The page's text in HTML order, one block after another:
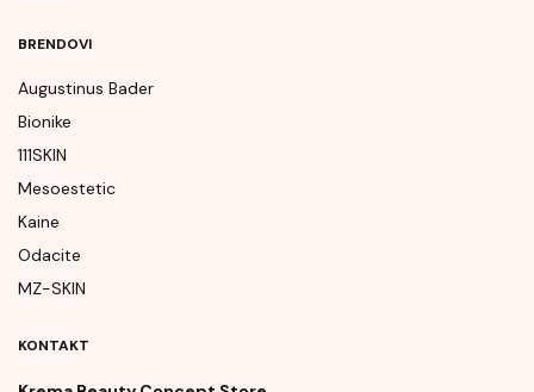
BRENDOVI
Augustinus Bader
Bionike
111SKIN
Mesoestetic
Kaine
Odacite
MZ-SKIN
KONTAKT